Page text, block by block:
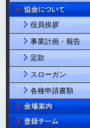
役員挨拶
事業計画・報告
定款
スローガン
各種申請書類